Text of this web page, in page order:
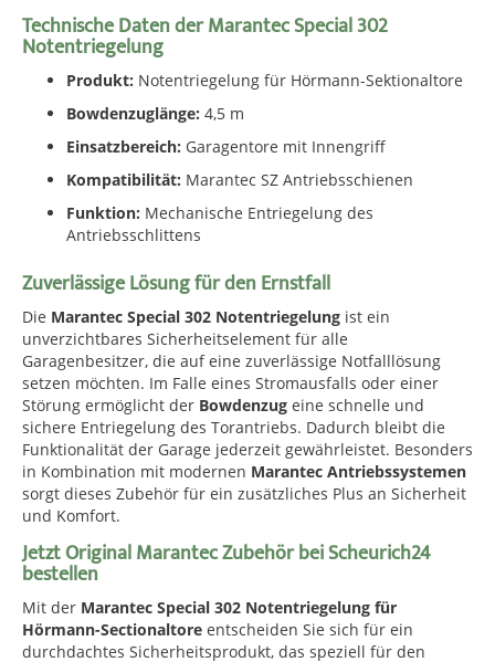
Technische Daten der Marantec Special 302
Notentriegelung
Produkt: Notentriegelung für Hörmann-Sektionaltore
Bowdenzuglänge: 4,5 m
Einsatzbereich: Garagentore mit Innengriff
Kompatibilität: Marantec SZ Antriebsschienen
Funktion: Mechanische Entriegelung des
Antriebsschlittens
Zuverlässige Lösung für den Ernstfall
Die Marantec Special 302 Notentriegelung ist ein
unverzichtbares Sicherheitselement für alle
Garagenbesitzer, die auf eine zuverlässige Notfalllösung
setzen möchten. Im Falle eines Stromausfalls oder einer
Störung ermöglicht der Bowdenzug eine schnelle und
sichere Entriegelung des Torantriebs. Dadurch bleibt die
Funktionalität der Garage jederzeit gewährleistet. Besonders
in Kombination mit modernen Marantec Antriebssystemen
sorgt dieses Zubehör für ein zusätzliches Plus an Sicherheit
und Komfort.
Jetzt Original Marantec Zubehör bei Scheurich24
bestellen
Mit der Marantec Special 302 Notentriegelung für
Hörmann-Sectionaltore entscheiden Sie sich für ein
durchdachtes Sicherheitsprodukt, das speziell für den